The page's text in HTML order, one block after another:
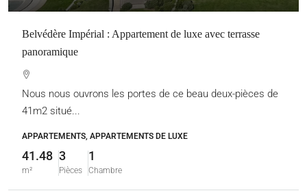
Belvédère Impérial : Appartement de luxe avec terrasse
panoramique
Nous nous ouvrons les portes de ce beau deux-pièces de
41m2 situé...
APPARTEMENTS, APPARTEMENTS DE LUXE
41.48
m²
3
Pièces
1
Chambre